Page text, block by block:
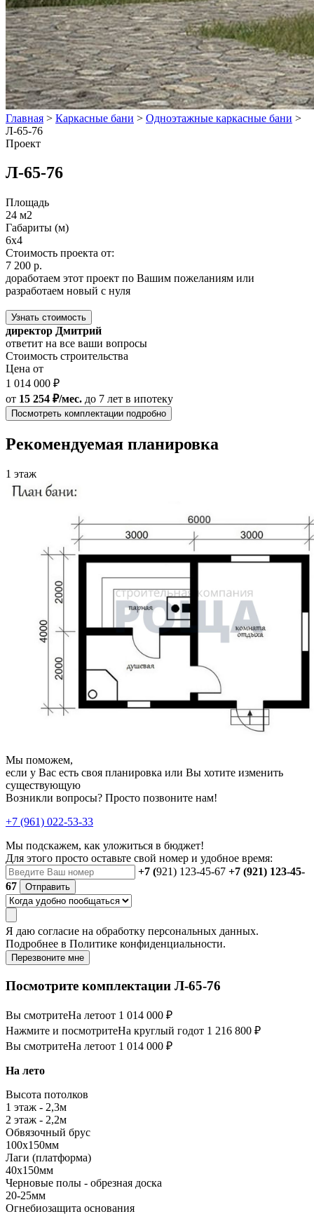
Главная > Каркасные бани > Одноэтажные каркасные бани >
Л-65-76
Проект
Л-65-76
Площадь
24 м2
Габариты (м)
6x4
Стоимость проекта от:
7 200 р.
доработаем этот проект по Вашим пожеланиям или
разработаем новый с нуля
Узнать стоимость
директор Дмитрий
ответит на все ваши вопросы
Стоимость строительства
Цена от
1 014 000 ₽
от 15 254 ₽/мес. до 7 лет в ипотеку
Посмотреть комплектации подробно
Рекомендуемая планировка
1 этаж
Мы поможем,
если у Вас есть своя планировка или Вы хотите изменить
существующую
Возникли вопросы? Просто позвоните нам!
+7 (961) 022-53-33
Мы подскажем, как уложиться в бюджет!
Для этого просто оставьте свой номер и удобное время:
+7 (921) 123-45-67 +7 (921) 123-45-
67
Отправить
Я даю согласие на обработку персональных данных.
Подробнее в Политике конфиденциальности.
Перезвоните мне
Посмотрите комплектации Л-65-76
Вы смотритеНа летоот 1 014 000 ₽
Нажмите и посмотритеНа круглый годот 1 216 800 ₽
Вы смотритеНа летоот 1 014 000 ₽
На лето
Высота потолков
1 этаж - 2,3м
2 этаж - 2,2м
Обвязочный брус
100х150мм
Лаги (платформа)
40х150мм
Черновые полы - обрезная доска
20-25мм
Огнебиозащита основания